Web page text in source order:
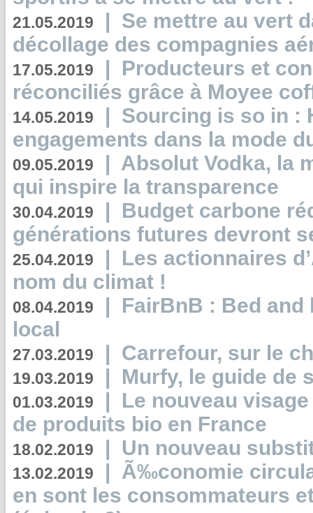
21.05.2019 | Se mettre au vert
décollage des compagnies
17.05.2019 | Producteurs et
réconciliés grâce à Moyee
14.05.2019 | Sourcing is so in :
engagements dans la mode
09.05.2019 | Absolut Vodka, la
qui inspire la transparence
30.04.2019 | Budget carbone
générations futures devront
25.04.2019 | Les actionnaires
nom du climat !
08.04.2019 | FairBnB : Bed
local
27.03.2019 | Carrefour, sur le
19.03.2019 | Murfy, le guide de
01.03.2019 | Le nouveau
de produits bio en France
18.02.2019 | Un nouveau
13.02.2019 | Ã‰conomie
en sont les consommateurs